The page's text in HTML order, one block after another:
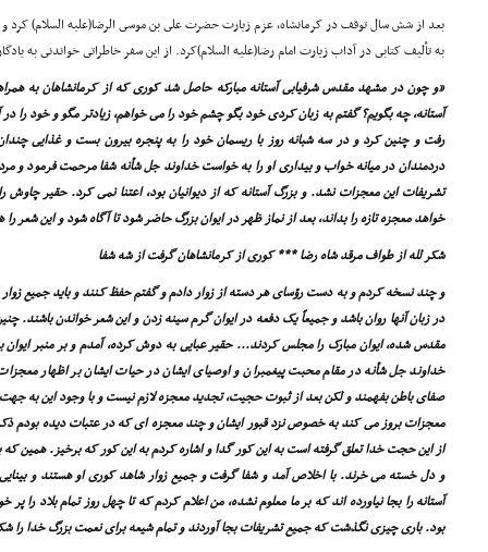
بعد از شش سال توقف در کرمانشاه، عزم زیارت حضرت على بن موسى الرضا(علیه السلام) کرد و
به تألیف کتابى در آداب زیارت امام رضا(علیه السلام)کرد. از این سفر خاطراتى خواندنى به
«و چون در مشهد مقدس شرفیابى آستانه مبارکه حاصل شد کورى که از کرمانشاهان به
آستانه، چه بگویم؟ گفتم به زبان کردى خود بگو چشم خود را مى خواهم، زیادتر مگو و خود را در
رفت و چنین کرد و در سه شبانه روز با ریسمان خود را به پنجره بیرون بست و غذایى
دردمندان در میانه خواب و بیدارى او را به خواست خداوند جل شأنه شفا مرحمت فرمود و
تشریفات این معجزات نشد. و بزرگ آستانه که از دیوانیان بود، اعتنا نمى کرد. حقیر
خواهد معجزه تازه را بداند، بعد از نماز ظهر در ایوان بزرگ حاضر شود تا آگاه شود و این شعر
شکر لله از طواف مرقد شاه رضا *** کورى از کرمانشاهان گرفت از شه شفا
و چند نسخه کردم و به دست رؤساى هر دسته از زوار دادم و گفتم حفظ کنند و باید جمیع
در زبان آنها روان باشد و جمیعاً یک دفعه در ایوان گرم سینه زدن و این شعر خواندن باشند.
مقدس شده، ایوان مبارک را مجلس کردند... حقیر عبایى به دوش کرده، آمدم و بر منبر
خداوند جل شأنه در مقام محبت پیغمبران و اوصیاى ایشان در حیات ایشان بر اظهار
صفاى باطن بفهمند و لکن بعد از ثبوت حجیت، تجدید معجزه لازم نیست و با وجود این به
معجزات بروز مى کند به خصوص نزد قبور ایشان و چند معجزه اى که در عتبات دیده بودم
از این حجت خدا تعلق گرفته است به این کور گدا و اشاره کردم به این کور که برخیز.
و دل خسته مى خرند. با اخلاص آمد و شفا گرفت و جمیع زوار شاهد کورى او هستند و
آستانه را بجا نیاورده اند که بر ما معلوم نشده، من اعلام کردم که تا چهل روز تمام بلاد را
بود. بارى چیزى نگذشت که جمیع تشریفات بجا آوردند و تمام شیعه براى نعمت بزرگ خدا را